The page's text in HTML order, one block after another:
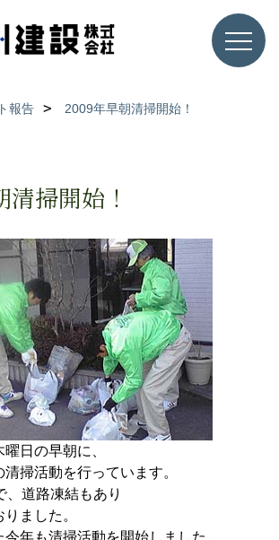
報告 2009年早朝清掃開始！
掃開始！
日の早朝に、
掃活動を行っています。
、道路凍結もあり
ました。
今年も清掃活動を開始しました。